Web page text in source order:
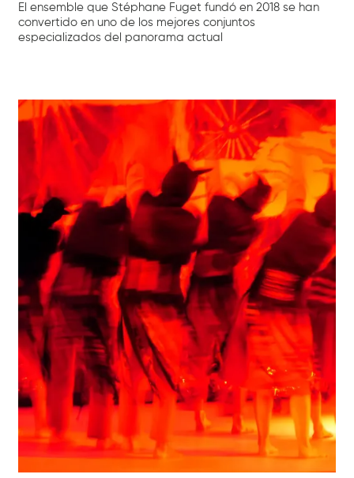
El ensemble que Stéphane Fuget fundó en 2018 se han
convertido en uno de los mejores conjuntos
especializados del panorama actual